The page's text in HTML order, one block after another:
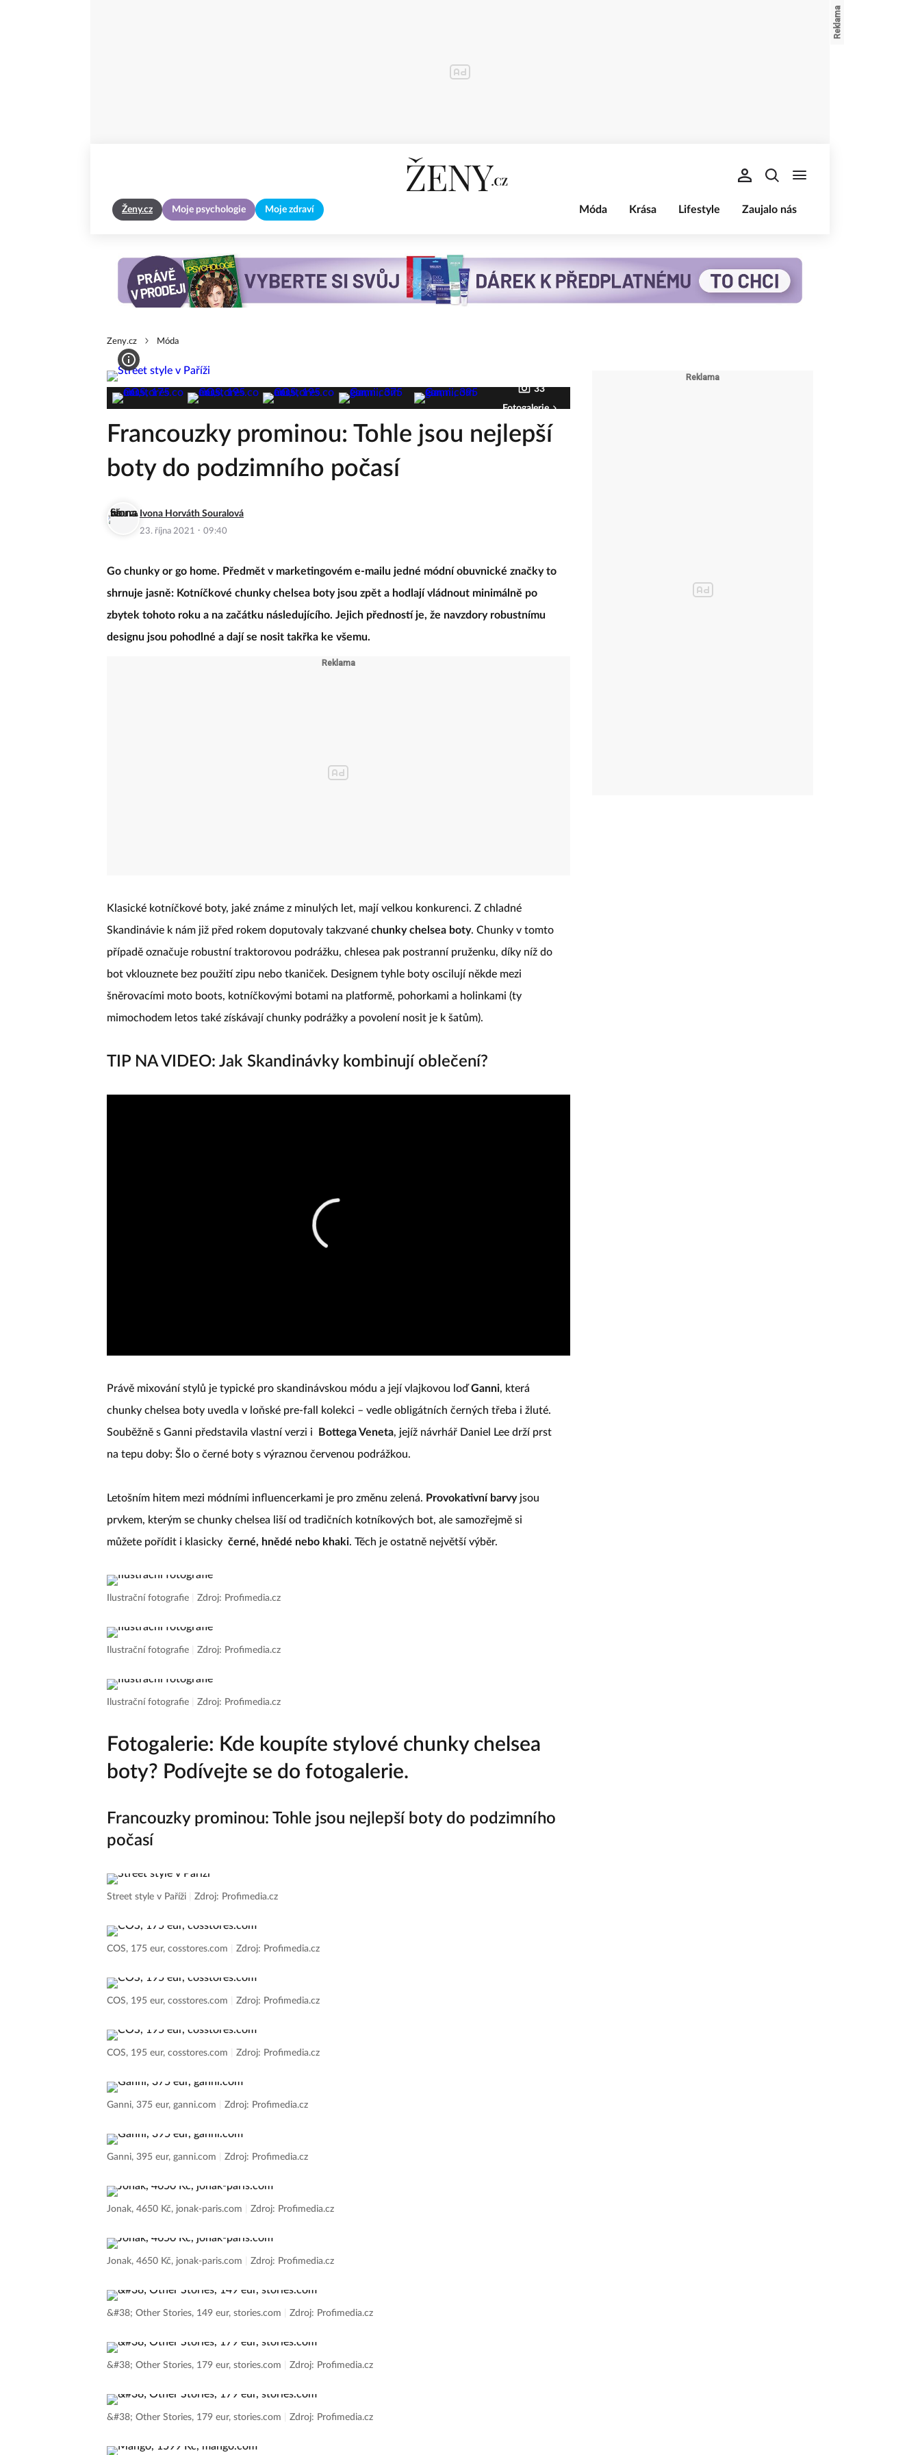
Ženy.cz Moje psychologie Moje zdraví Móda Krása Lifestyle Zaujalo nás
Zeny.cz Móda
33
Fotogalerie
Francouzky prominou: Tohle jsou nejlepší
boty do podzimního počasí
Ivona Horváth Souralová
23. října 2021 · 09:40
Go chunky or go home. Předmět v marketingovém e-mailu jedné módní obuvnické značky to
shrnuje jasně: Kotníčkové chunky chelsea boty jsou zpět a hodlají vládnout minimálně po
zbytek tohoto roku a na začátku následujícího. Jejich předností je, že navzdory robustnímu
designu jsou pohodlné a dají se nosit takřka ke všemu.
Klasické kotníčkové boty, jaké známe z minulých let, mají velkou konkurenci. Z chladné
Skandinávie k nám již před rokem doputovaly takzvané chunky chelsea boty. Chunky v tomto
případě označuje robustní traktorovou podrážku, chlesea pak postranní pruženku, díky níž do
bot vklouznete bez použití zipu nebo tkaniček. Designem tyhle boty oscilují někde mezi
šněrovacími moto boots, kotníčkovými botami na platformě, pohorkami a holinkami (ty
mimochodem letos také získávají chunky podrážky a povolení nosit je k šatům).
TIP NA VIDEO: Jak Skandinávky kombinují oblečení?
Právě mixování stylů je typické pro skandinávskou módu a její vlajkovou loďGanni, která
chunky chelsea boty uvedla v loňské pre-fall kolekci – vedle obligátních černých třeba i žluté.
Souběžně s Ganni představila vlastní verzi i
Bottega Veneta, jejíž návrhář Daniel Lee drží prst
na tepu doby: Šlo o černé boty s výraznou červenou podrážkou.
Letošním hitem mezi módními influencerkami je pro změnu zelená. Provokativní barvyjsou
prvkem, kterým se chunky chelsea liší od tradičních kotníkových bot, ale samozřejmě si
můžete pořídit i klasicky černé, hnědé nebo khaki. Těch je ostatně největší výběr.
Ilustrační fotografie Zdroj: Profimedia.cz
Ilustrační fotografie Zdroj: Profimedia.cz
Ilustrační fotografie Zdroj: Profimedia.cz
Fotogalerie: Kde koupíte stylové chunky chelsea
boty? Podívejte se do fotogalerie.
Francouzky prominou: Tohle jsou nejlepší boty do podzimního
počasí
Street style v Paříži Zdroj: Profimedia.cz
COS, 175 eur, cosstores.com Zdroj: Profimedia.cz
COS, 195 eur, cosstores.com Zdroj: Profimedia.cz
COS, 195 eur, cosstores.com Zdroj: Profimedia.cz
Ganni, 375 eur, ganni.com Zdroj: Profimedia.cz
Ganni, 395 eur, ganni.com Zdroj: Profimedia.cz
Jonak, 4650 Kč, jonak-paris.com Zdroj: Profimedia.cz
Jonak, 4650 Kč, jonak-paris.com Zdroj: Profimedia.cz
&#38; Other Stories, 149 eur, stories.com Zdroj: Profimedia.cz
&#38; Other Stories, 179 eur, stories.com Zdroj: Profimedia.cz
&#38; Other Stories, 179 eur, stories.com Zdroj: Profimedia.cz